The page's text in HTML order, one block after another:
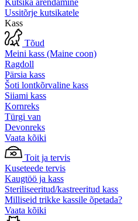
Kutsika arendamine
Ussitõrje kutsikatele
Kass
Tõud
Meini kass (Maine coon)
Ragdoll
Pärsia kass
Šoti lontkõrvaline kass
Siiami kass
Kornreks
Türgi van
Devonreks
Vaata kõiki
Toit ja tervis
Kuseteede tervis
Kaugtöö ja kass
Steriliseeritud/kastreeritud kass
Milliseid trikke kassile õpetada?
Vaata kõiki